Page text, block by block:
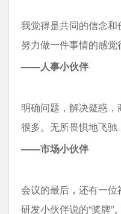
我觉得是共同的信念
努力做一件事情的感觉
——人事小伙伴
明确问题，解决疑惑
很多。无所畏惧地飞驰
——市场小伙伴
会议的最后，还有一
研发小伙伴说的“奖牌